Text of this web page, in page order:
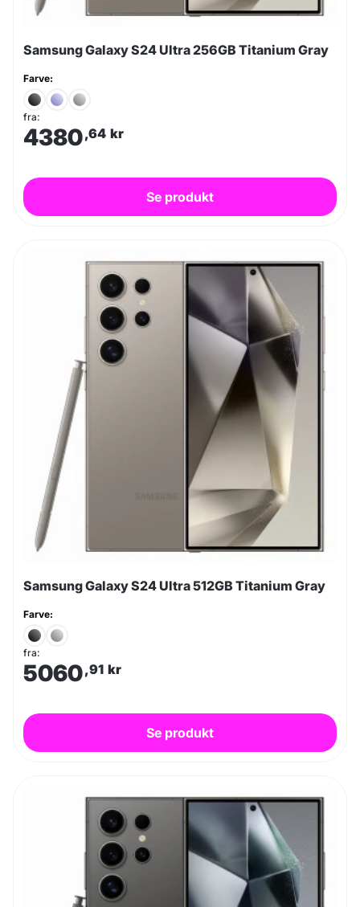
Samsung Galaxy S24 Ultra 256GB Titanium Gray
Farve:
fra:
4380,64 kr
Se produkt
Samsung Galaxy S24 Ultra 512GB Titanium Gray
Farve:
fra:
5060,91 kr
Se produkt